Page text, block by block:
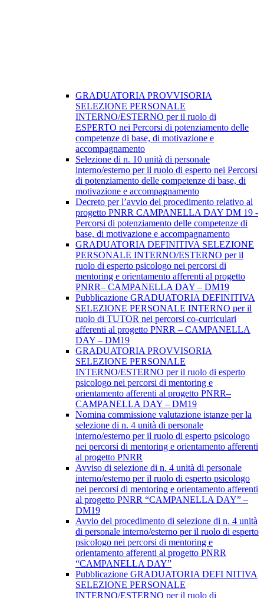
GRADUATORIA PROVVISORIA
SELEZIONE PERSONALE
INTERNO/ESTERNO per il ruolo di
ESPERTO nei Percorsi di potenziamento delle
competenze di base, di motivazione e
accompagnamento
Selezione di n. 10 unità di personale
interno/esterno per il ruolo di esperto nei Percorsi
di potenziamento delle competenze di base, di
motivazione e accompagnamento
Decreto per l’avvio del procedimento relativo al
progetto PNRR CAMPANELLA DAY DM 19 -
Percorsi di potenziamento delle competenze di
base, di motivazione e accompagnamento
GRADUATORIA DEFINITIVA SELEZIONE
PERSONALE INTERNO/ESTERNO per il
ruolo di esperto psicologo nei percorsi di
mentoring e orientamento afferenti al progetto
PNRR– CAMPANELLA DAY – DM19
Pubblicazione GRADUATORIA DEFINITIVA
SELEZIONE PERSONALE INTERNO per il
ruolo di TUTOR nei percorsi co-curriculari
afferenti al progetto PNRR – CAMPANELLA
DAY – DM19
GRADUATORIA PROVVISORIA
SELEZIONE PERSONALE
INTERNO/ESTERNO per il ruolo di esperto
psicologo nei percorsi di mentoring e
orientamento afferenti al progetto PNRR–
CAMPANELLA DAY – DM19
Nomina commissione valutazione istanze per la
selezione di n. 4 unità di personale
interno/esterno per il ruolo di esperto psicologo
nei percorsi di mentoring e orientamento afferenti
al progetto PNRR
Avviso di selezione di n. 4 unità di personale
interno/esterno per il ruolo di esperto psicologo
nei percorsi di mentoring e orientamento afferenti
al progetto PNRR “CAMPANELLA DAY” –
DM19
Avvio del procedimento di selezione di n. 4 unità
di personale interno/esterno per il ruolo di esperto
psicologo nei percorsi di mentoring e
orientamento afferenti al progetto PNRR
“CAMPANELLA DAY”
Pubblicazione GRADUATORIA DEFI NITIVA
SELEZIONE PERSONALE
INTERNO/ESTERNO per il ruolo di